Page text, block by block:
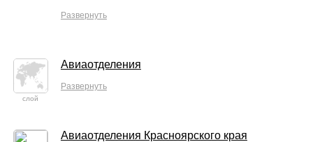
Развернуть
слой
Авиаотделения
Развернуть
Авиаотделения Красноярского края